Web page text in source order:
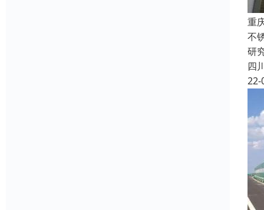
重
不
研
四
22-